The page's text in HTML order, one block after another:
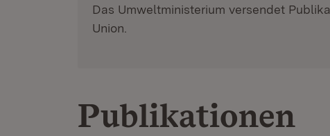
Das Umweltministerium versendet
Union.
Publikationen